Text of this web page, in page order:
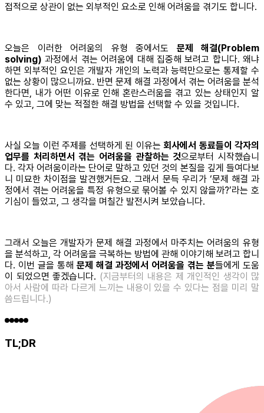
접적으로 상관이 없는 외부적인 요소로 인해 어려움을 겪기도 합니다.
오늘은 이러한 어려움의 유형 중에서도 문제 해결(Problem
solving) 과정에서 겪는 어려움에 대해 집중해 보려고 합니다. 왜냐
하면 외부적인 요인은 개발자 개인의 노력과 능력만으로는 통제할 수
없는 상황이 많으니까요. 반면 문제 해결 과정에서 겪는 어려움을 분석
한다면, 내가 어떤 이유로 인해 혼란스러움을 겪고 있는 상태인지 알
수 있고, 그에 맞는 적절한 해결 방법을 선택할 수 있을 것입니다.
사실 오늘 이런 주제를 선택하게 된 이유는회사에서 동료들이 각자의
업무를 처리하면서 겪는 어려움을 관찰하는 것으로부터 시작했습니
다. 각자 어려움이라는 단어로 말하고 있던 것의 본질을 깊게 들여다보
니 미묘한 차이점을 발견했거든요. 그래서 문득 우리가 ‘문제 해결 과
정에서 겪는 어려움을 특정 유형으로 묶어볼 수 있지 않을까?’라는 호
기심이 들었고, 그 생각을 며칠간 발전시켜 보았습니다.
그래서 오늘은 개발자가 문제 해결 과정에서 마주치는 어려움의 유형
을 분석하고, 각 어려움을 극복하는 방법에 관해 이야기해 보려고 합니
다. 이번 글을 통해 문제 해결 과정에서 어려움을 겪는 분들에게 도움
이 되었으면 좋겠습니다. (지금부터의 내용은 제 개인적인 생각이 많
아서 사람에 따라 다르게 느끼는 내용이 있을 수 있다는 점을 미리 말
씀드립니다.)
TL;DR